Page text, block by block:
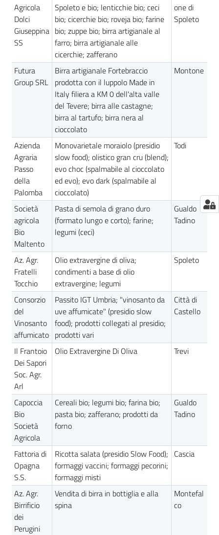
Agricola
Dolci
Giuseppina
SS
Spoleto e bio; lenticchie bio; ceci
bio; cicerchie bio; roveja bio; farine
bio; zuppe bio; birra artigianale al
farro; birra artigianale alle
cicerchie; zafferano
one di
Spoleto
Futura
Group SRL
Birra artigianale Fortebraccio
prodotta con il luppolo Made in
Italy filiera a KM 0 dell'alta valle
del Tevere; birra alle castagne;
birra al tartufo; birra nera al
cioccolato
Montone
Azienda
Agraria
Passo
della
Palomba
Monovarietale moraiolo (presidio
slow food); olistico gran cru (blend);
evo choc (spalmabile al cioccolato
ed evo); evo dark (spalmabile al
cioccolato)
Todi
Società
agricola
Bio
Maltento
Pasta di semola di grano duro
(formato lungo e corto); farine;
legumi (ceci)
Gualdo
Tadino
Az. Agr.
Fratelli
Tocchio
Olio extravergine di oliva;
condimenti a base di olio
extravergine; legumi
Spoleto
Consorzio
del
Vinosanto
affumicato
Passito IGT Umbria; "vinosanto da
uve affumicate" (presidio slow
food); prodotti collegati al presidio;
prodotti vari
Città di
Castello
Il Frantoio
Dei Sapori
Soc. Agr.
Arl
Olio Extravergine Di Oliva Trevi
Capoccia
Bio
Società
Agricola
Cereali bio; legumi bio; farina bio;
pasta bio; zafferano; prodotti da
forno
Gualdo
Tadino
Fattoria di
Opagna
S.S.
Ricotta salata (presidio Slow Food);
formaggi vaccini; formaggi pecorini;
formaggi misti
Cascia
Az. Agr.
Birrificio
dei
Perugini
Vendita di birra in bottiglia e alla
spina
Montefal
co